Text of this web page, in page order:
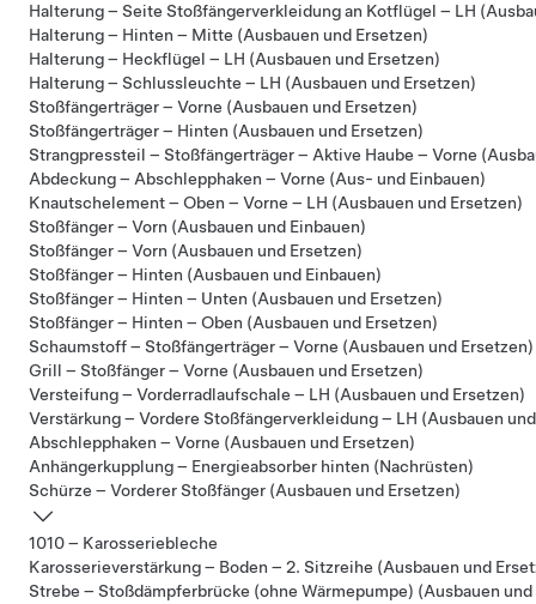
Halterung – Seite Stoßfängerverkleidung an Kotflügel – LH
Halterung – Hinten – Mitte (Ausbauen und Ersetzen)
Halterung – Heckflügel – LH (Ausbauen und Ersetzen)
Halterung – Schlussleuchte – LH (Ausbauen und Ersetzen)
Stoßfängerträger – Vorne (Ausbauen und Ersetzen)
Stoßfängerträger – Hinten (Ausbauen und Ersetzen)
Strangpressteil – Stoßfängerträger – Aktive Haube – Vorne
Abdeckung – Abschlepphaken – Vorne (Aus- und Einbauen)
Knautschelement – Oben – Vorne – LH (Ausbauen und Ersetzen)
Stoßfänger – Vorn (Ausbauen und Einbauen)
Stoßfänger – Vorn (Ausbauen und Ersetzen)
Stoßfänger – Hinten (Ausbauen und Einbauen)
Stoßfänger – Hinten – Unten (Ausbauen und Ersetzen)
Stoßfänger – Hinten – Oben (Ausbauen und Ersetzen)
Schaumstoff – Stoßfängerträger – Vorne (Ausbauen und Ersetzen)
Grill – Stoßfänger – Vorne (Ausbauen und Ersetzen)
Versteifung – Vorderradlaufschale – LH (Ausbauen und Ersetzen)
Verstärkung – Vordere Stoßfängerverkleidung – LH (Ausbauen
Abschlepphaken – Vorne (Ausbauen und Ersetzen)
Anhängerkupplung – Energieabsorber hinten (Nachrüsten)
Schürze – Vorderer Stoßfänger (Ausbauen und Ersetzen)
1010 – Karosseriebleche
Karosserieverstärkung – Boden – 2. Sitzreihe (Ausbauen und
Strebe – Stoßdämpferbrücke (ohne Wärmepumpe) (Ausbauen